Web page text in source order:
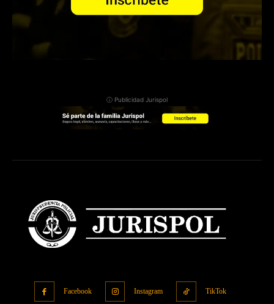
ⓘ Publicidad Jurispol
Facebook Instagram TikTok